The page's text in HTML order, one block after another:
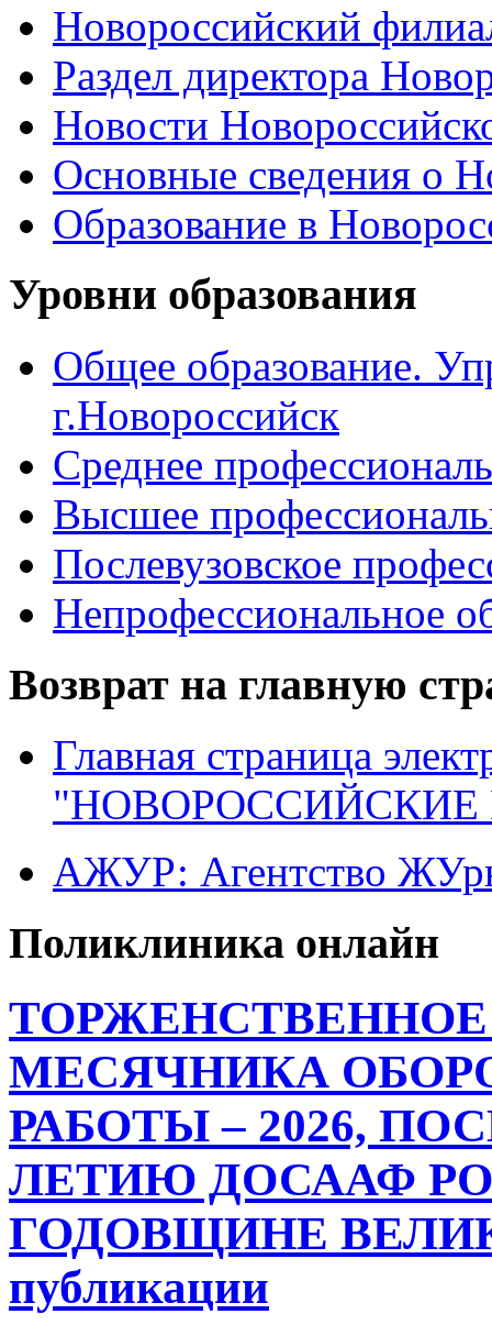
Новороссийский
Раздел директора
Новости
Основные сведения о
Образование в
Уровни образования
Общее образование.
г.Новороссийск
Среднее
Высшее
Послевузовское
Непрофессиональное
Возврат на главную
Главная страница
"НОВОРОССИЙСКИЕ
АЖУР: Агентство
Поликлиника онлайн
МЕСЯЧНИКА
РАБОТЫ – 2026,
ЛЕТИЮ ДОСААФ
ГОДОВЩИНЕ
публикации